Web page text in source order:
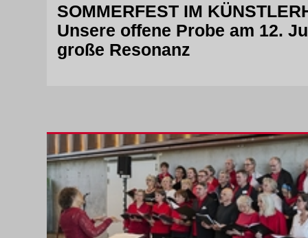
SOMMERFEST IM
Unsere offene Probe am 12.
große Resonanz